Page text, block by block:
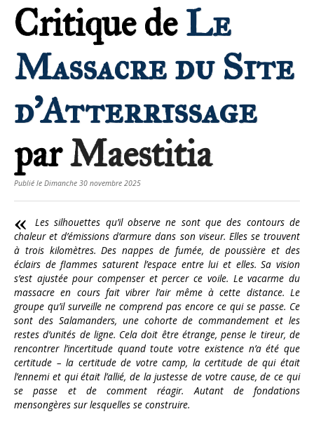
Critique deLe
Massacre du Site
d'Atterrissage
parMaestitia
Publié le Dimanche 30 novembre 2025
Les silhouettes qu’il observe ne sont que des contours de
chaleur et d’émissions d’armure dans son viseur. Elles se trouvent
à trois kilomètres. Des nappes de fumée, de poussière et des
éclairs de flammes saturent l’espace entre lui et elles. Sa vision
s’est ajustée pour compenser et percer ce voile. Le vacarme du
massacre en cours fait vibrer l’air même à cette distance. Le
groupe qu’il surveille ne comprend pas encore ce qui se passe. Ce
sont des Salamanders, une cohorte de commandement et les
restes d’unités de ligne. Cela doit être étrange, pense le tireur, de
rencontrer l’incertitude quand toute votre existence n’a été que
certitude – la certitude de votre camp, la certitude de qui était
l’ennemi et qui était l’allié, de la justesse de votre cause, de ce qui
se passe et de comment réagir. Autant de fondations
mensongères sur lesquelles se construire.